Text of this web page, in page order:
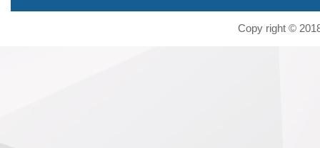
Copy right ©